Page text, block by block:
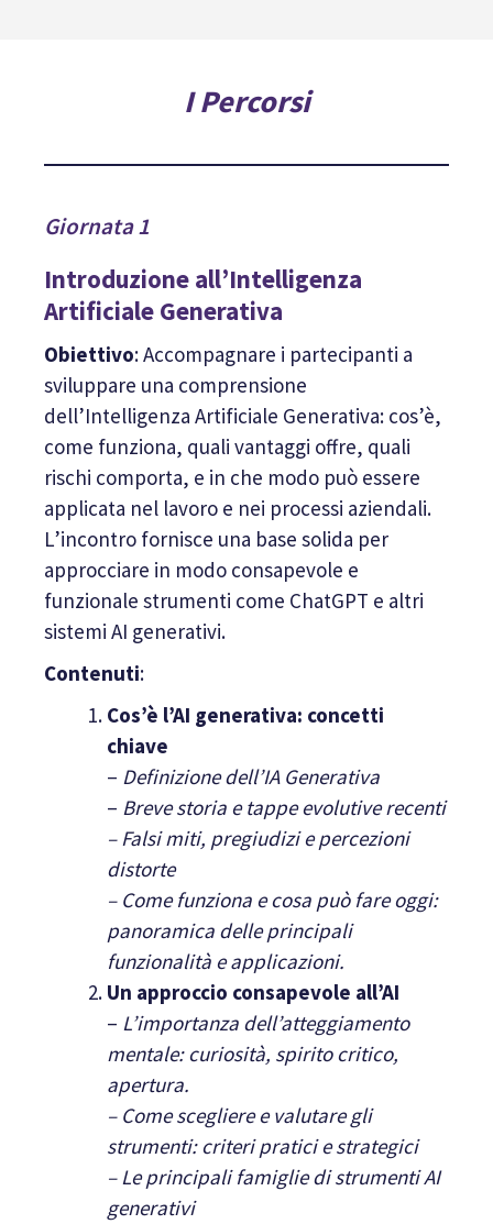
I Percorsi
Giornata 1
Introduzione all’Intelligenza
Artificiale Generativa
Obiettivo: Accompagnare i partecipanti a
sviluppare una comprensione
dell’Intelligenza Artificiale Generativa: cos’è,
come funziona, quali vantaggi offre, quali
rischi comporta, e in che modo può essere
applicata nel lavoro e nei processi aziendali.
L’incontro fornisce una base solida per
approcciare in modo consapevole e
funzionale strumenti come ChatGPT e altri
sistemi AI generativi.
Contenuti:
Cos’è l’AI generativa: concetti
chiave
– Definizione dell’IA Generativa
– Breve storia e tappe evolutive recenti
– Falsi miti, pregiudizi e percezioni
distorte
– Come funziona e cosa può fare oggi:
panoramica delle principali
funzionalità e applicazioni.
Un approccio consapevole all’AI
– L’importanza dell’atteggiamento
mentale: curiosità, spirito critico,
apertura.
– Come scegliere e valutare gli
strumenti: criteri pratici e strategici
– Le principali famiglie di strumenti AI
generativi